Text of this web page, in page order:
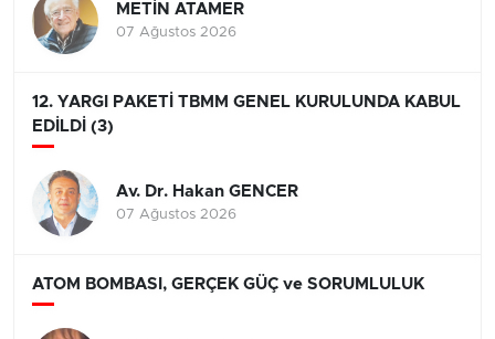
METİN ATAMER
07 Ağustos 2026
12. YARGI PAKETİ TBMM GENEL KURULUNDA KABUL
EDİLDİ (3)
Av. Dr. Hakan GENCER
07 Ağustos 2026
ATOM BOMBASI, GERÇEK GÜÇ ve SORUMLULUK